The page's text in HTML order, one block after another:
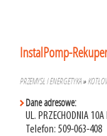
InstalPomp-
PRZEMYSŁ I ENERGETYKA»
Dane adresowe:
UL. PRZECHODNIA
Telefon: 509-063-408